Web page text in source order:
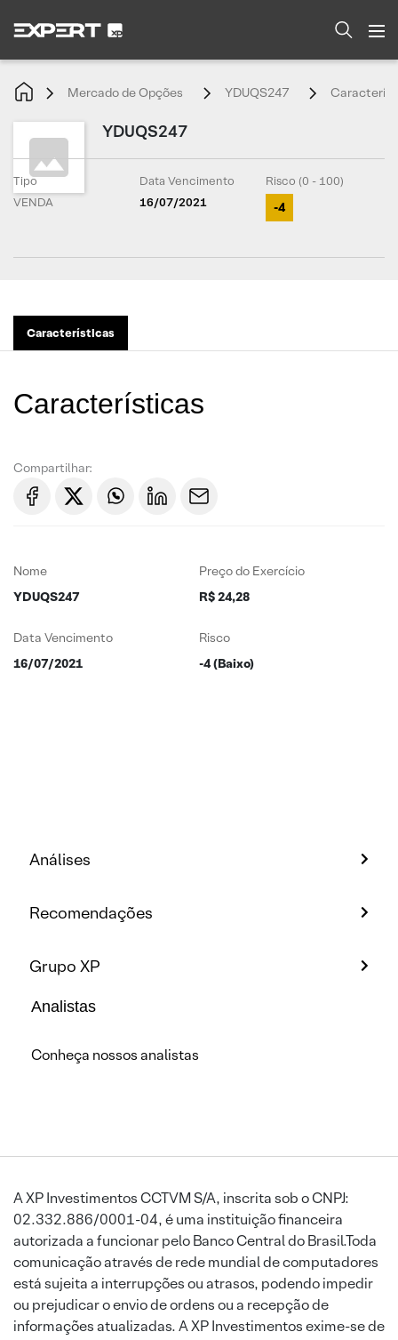
Mercado de Opções YDUQS247
YDUQS247
Tipo
VENDA
Data Vencimento
16/07/2021
Risco (0 - 100)
-4
Características
Características
Compartilhar:
Nome
YDUQS247
Preço do Exercício
R$ 24,28
Data Vencimento
16/07/2021
Risco
-4 (Baixo)
Análises
Recomendações
Grupo XP
Analistas
Conheça nossos analistas
A XP Investimentos CCTVM S/A, inscrita sob o CNPJ:
02.332.886/0001-04, é uma instituição financeira
autorizada a funcionar pelo Banco Central do Brasil.Toda
comunicação através de rede mundial de computadores
está sujeita a interrupções ou atrasos, podendo impedir
ou prejudicar o envio de ordens ou a recepção de
informações atualizadas. A XP Investimentos exime-se de